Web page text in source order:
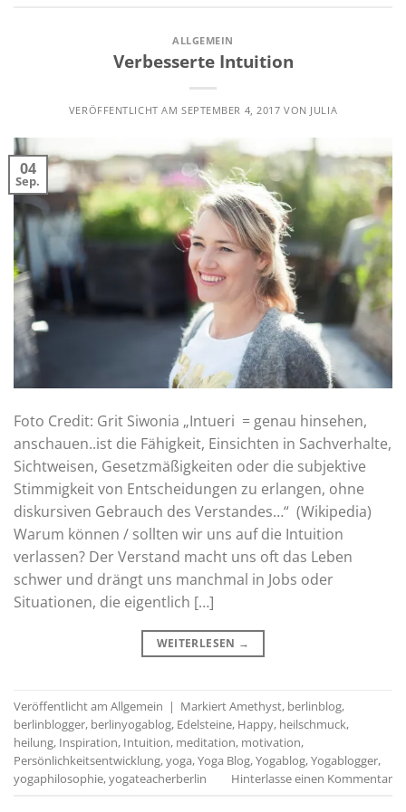
ALLGEMEIN
Verbesserte Intuition
VERÖFFENTLICHT AM SEPTEMBER 4, 2017 VON JULIA
04
Sep.
Foto Credit: Grit Siwonia „Intueri = genau hinsehen,
anschauen..ist die Fähigkeit, Einsichten in Sachverhalte,
Sichtweisen, Gesetzmäßigkeiten oder die subjektive
Stimmigkeit von Entscheidungen zu erlangen, ohne
diskursiven Gebrauch des Verstandes…“ (Wikipedia)
Warum können / sollten wir uns auf die Intuition
verlassen? Der Verstand macht uns oft das Leben
schwer und drängt uns manchmal in Jobs oder
Situationen, die eigentlich […]
WEITERLESEN →
Veröffentlicht am Allgemein | MarkiertAmethyst, berlinblog,
berlinblogger, berlinyogablog, Edelsteine, Happy, heilschmuck,
heilung, Inspiration, Intuition, meditation, motivation,
Persönlichkeitsentwicklung,yoga,Yoga Blog,Yogablog,Yogablogger,
yogaphilosophie,yogateacherberlin Hinterlasse einen Kommentar